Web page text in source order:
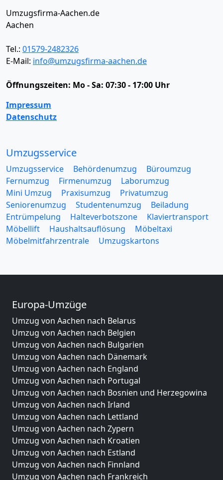
Umzugsfirma-Aachen.de
Aachen
Tel.: 01579-2482326
E-Mail: info@umzugsfirma-aachen.de
Öffnungszeiten: Mo - Sa: 07:30 - 17:00 Uhr
Impressum
Datenschutz
Umzugsservice
Umzugsservice Behördenumzug
Büroumzug
Fernumzug
Firmenumzug
Laborumzug
Mini Umzug
Praxisumzug
Privatumzug
Seniorenumzug
Studentenumzug
Beiladung
Entrümpelung
Halteverbotszone
Klaviertransport
Möbellift
Haushaltsauflösung
Möbeltaxi
Möbelmitfahrzentrale
Umzugskartons
Europa-Umzüge
Umzug von Aachen nach Belarus
Umzug von Aachen nach Belgien
Umzug von Aachen nach Bulgarien
Umzug von Aachen nach Dänemark
Umzug von Aachen nach England
Umzug von Aachen nach Portugal
Umzug von Aachen nach Bosnien und Herzegowina
Umzug von Aachen nach Irland
Umzug von Aachen nach Lettland
Umzug von Aachen nach Zypern
Umzug von Aachen nach Kroatien
Umzug von Aachen nach Estland
Umzug von Aachen nach Finnland
Umzug von Aachen nach Frankreich